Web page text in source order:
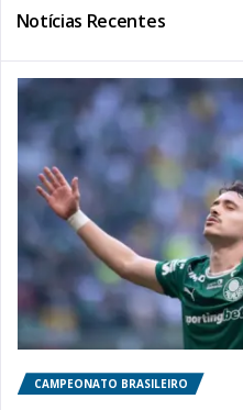
Notícias Recentes
CAMPEONATO BRASILEIRO